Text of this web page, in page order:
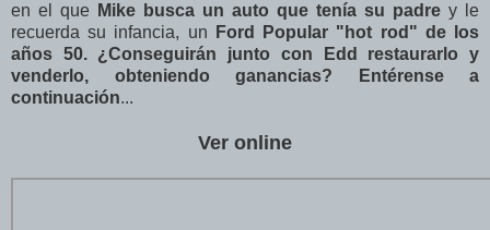
en el que Mike busca un auto que tenía su padre y le
recuerda su infancia, un
Ford Popular "hot rod" de los
años 50.¿Conseguirán junto con Edd restaurarlo y
venderlo, obteniendo ganancias? Entérense a
continuación...
Ver online